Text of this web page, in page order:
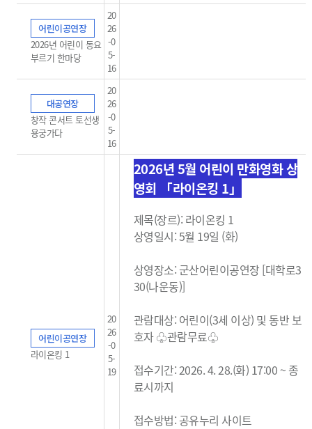
어린이공연장
2026년 어린이 동요
부르기 한마당
20
26
-0
5-
16
대공연장
창작 콘서트 토선생
용궁가다
20
26
-0
5-
16
어린이공연장
라이온킹 1
20
26
-0
5-
19
2026년 5월 어린이 만화영화 상
영회 「라이온킹 1」
제목(장르): 라이온킹 1
상영일시: 5월 19일 (화)
상영장소: 군산어린이공연장 [대학로3
30(나운동)]
관람대상: 어린이(3세 이상) 및 동반 보
호자 ♧관람무료♧
접수기간: 2026. 4. 28.(화) 17:00 ~ 종
료시까지
접수방법: 공유누리 사이트